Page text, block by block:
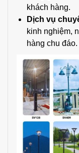
khách hàng.
Dịch vụ
kinh nghiệm,
hàng chu đáo.